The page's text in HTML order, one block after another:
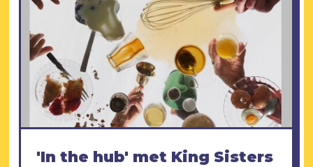
'In the hub' met King Sisters